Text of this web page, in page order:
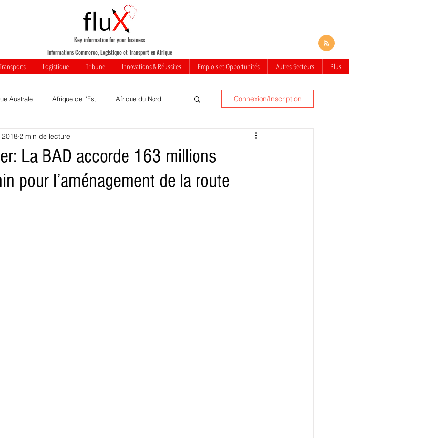
Informations Commerce, Logistique et Transport en Afrique
Logistique Tribune Innovations & Réussites Emplois et Opportunités Autres Secteurs Plus
Key information for your business
Australe Afrique de l'Est Afrique du Nord
Votre communauté
Innovations Transports Transport aérien
Connexion/Inscription
La BAD accorde 163 millions
pour l’aménagement de la route
2018 2 min de lecture